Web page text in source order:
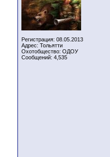
Регистрация: 08.05.2013
Адрес: Тольятти
Охотобщество: ОДОУ
Сообщений: 4,535